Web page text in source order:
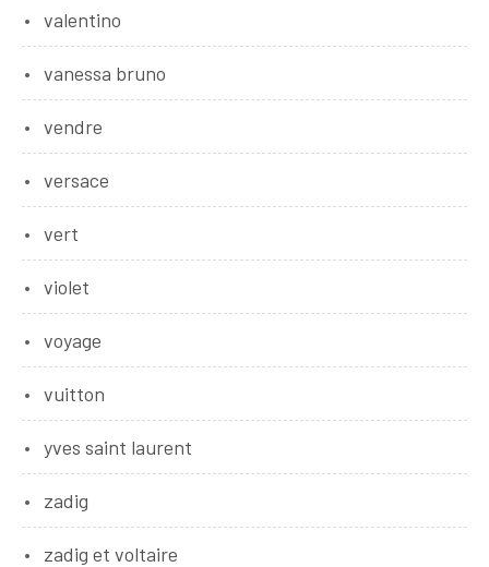
valentino
vanessa bruno
vendre
versace
vert
violet
voyage
vuitton
yves saint laurent
zadig
zadig et voltaire